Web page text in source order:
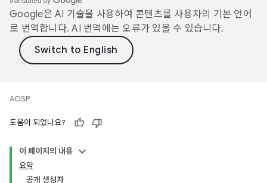
Google은 AI 기술을 사용하여 콘텐츠를 사용자의 기본 언어
로 번역합니다. AI 번역에는 오류가 있을 수 있습니다.
AOSP
도움이 되었나요?
이 페이지의 내용
요약
공개 생성자